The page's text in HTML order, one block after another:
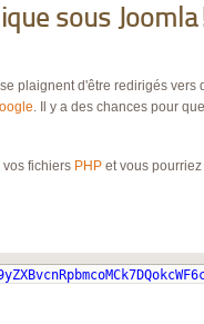
sous
plaignent d'être redirigés
. Il y a des chances pour
fichiers PHP et vous